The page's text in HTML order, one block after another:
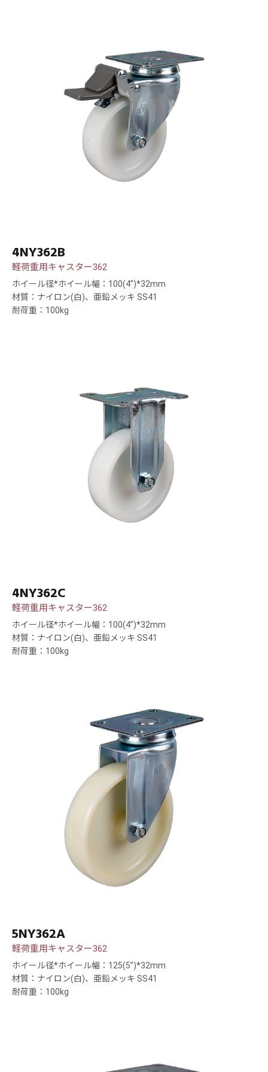
4NY362B
軽荷重用キャスター362
ホイール径*ホイール幅：100(4”)*32mm
材質：ナイロン(白)、亜鉛メッキ SS41
耐荷重：100kg
4NY362C
軽荷重用キャスター362
ホイール径*ホイール幅：100(4”)*32mm
材質：ナイロン(白)、亜鉛メッキ SS41
耐荷重：100kg
5NY362A
軽荷重用キャスター362
ホイール径*ホイール幅：125(5”)*32mm
材質：ナイロン(白)、亜鉛メッキ SS41
耐荷重：100kg